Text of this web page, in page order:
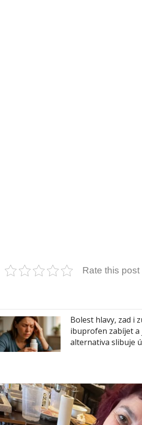
Rate this post
Bolest hlavy, zad i
ibuprofen zabíjet
alternativa slibuje